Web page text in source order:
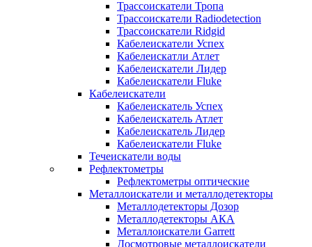
Трассоискатели Тропа
Трассоискатели Radiodetection
Трассоискатели Ridgid
Кабелеискатели Успех
Кабелеискатли Атлет
Кабелеискатели Лидер
Кабелеискатели Fluke
Кабелеискатели
Кабелеискатель Успех
Кабелеискатель Атлет
Кабелеискатель Лидер
Кабелеискатели Fluke
Течеискатели воды
Рефлектометры
Рефлектометры оптические
Металлоискатели и металлодетекторы
Металлодетекторы Дозор
Металлодетекторы АКА
Металлоискатели Garrett
Досмотровые металлоискатели